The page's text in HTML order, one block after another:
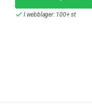
I webblager: 100+ st